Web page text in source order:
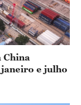
China
e julho